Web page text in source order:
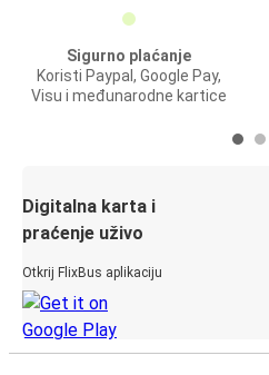
Sigurno plaćanje
Koristi Paypal, Google Pay,
Visu i međunarodne kartice
Digitalna karta i
praćenje uživo
Otkrij FlixBus aplikaciju